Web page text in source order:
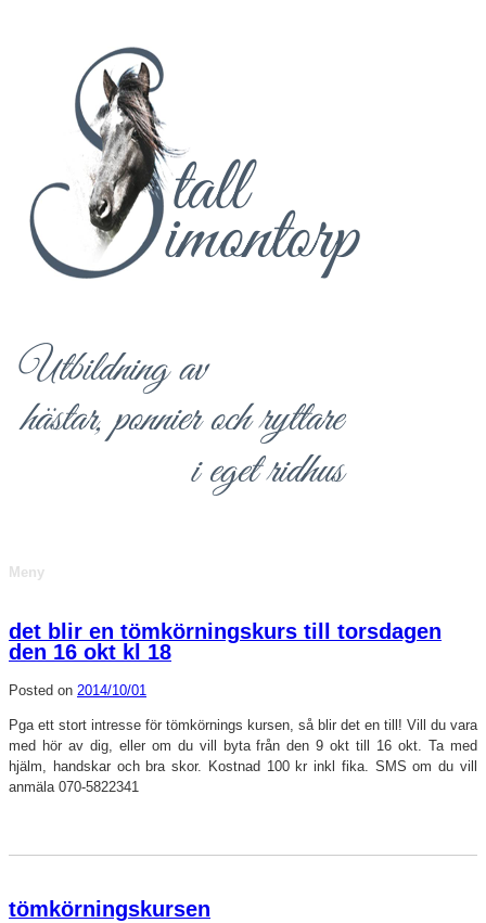
Meny
det blir en tömkörningskurs till torsdagen
den 16 okt kl 18
Posted on 2014/10/01
Pga ett stort intresse för tömkörnings kursen, så blir det en till! Vill du vara
med hör av dig, eller om du vill byta från den 9 okt till 16 okt. Ta med
hjälm, handskar och bra skor. Kostnad 100 kr inkl fika. SMS om du vill
anmäla 070-5822341
tömkörningskursen